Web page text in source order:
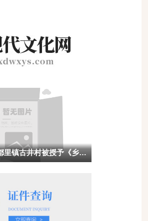
里镇古井村被授予《乡村